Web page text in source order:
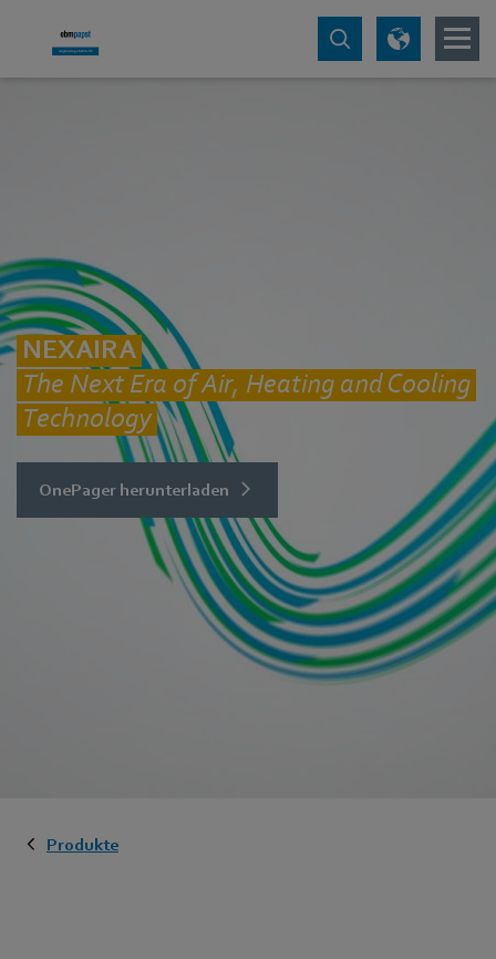
NEXAIRA
The Next Era of Air, Heating and Cooling
Technology
OnePager herunterladen
Produkte